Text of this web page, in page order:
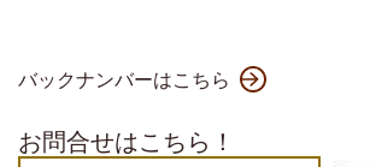
バックナンバーはこちら
お問合せはこちら！